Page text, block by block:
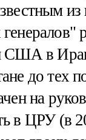
из
США в
до тех
на
в ЦРУ (в